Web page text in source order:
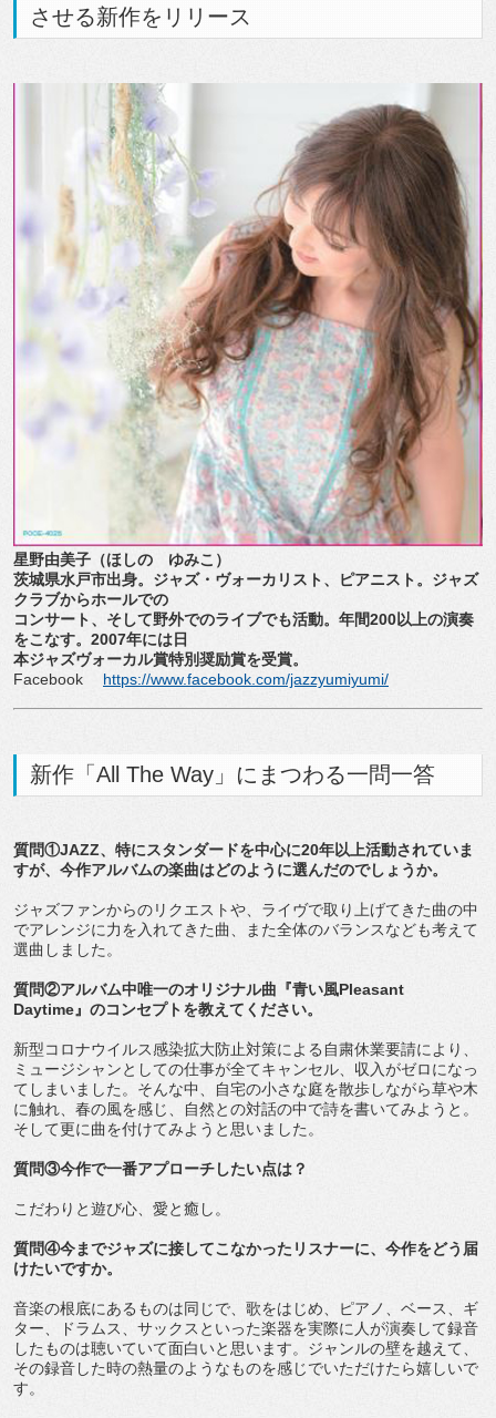
させる新作をリリース
星野由美子（ほしの ゆみこ）
茨城県水戸市出身。ジャズ・ヴォーカリスト、ピアニスト。ジャズ
クラブからホールでの
コンサート、そして野外でのライブでも活動。年間200以上の演奏
をこなす。2007年には日
本ジャズヴォーカル賞特別奨励賞を受賞。
Facebook https://www.facebook.com/jazzyumiyumi/
新作「All The Way」にまつわる一問一答
質問①JAZZ、特にスタンダードを中心に20年以上活動されていま
すが、今作アルバムの楽曲はどのように選んだのでしょうか。
ジャズファンからのリクエストや、ライヴで取り上げてきた曲の中
でアレンジに力を入れてきた曲、また全体のバランスなども考えて
選曲しました。
質問②アルバム中唯一のオリジナル曲『青い風Pleasant
Daytime』のコンセプトを教えてください。
新型コロナウイルス感染拡大防止対策による自粛休業要請により、
ミュージシャンとしての仕事が全てキャンセル、収入がゼロになっ
てしまいました。そんな中、自宅の小さな庭を散歩しながら草や木
に触れ、春の風を感じ、自然との対話の中で詩を書いてみようと。
そして更に曲を付けてみようと思いました。
質問③今作で一番アプローチしたい点は？
こだわりと遊び心、愛と癒し。
質問④今までジャズに接してこなかったリスナーに、今作をどう届
けたいですか。
音楽の根底にあるものは同じで、歌をはじめ、ピアノ、ベース、ギ
ター、ドラムス、サックスといった楽器を実際に人が演奏して録音
したものは聴いていて面白いと思います。ジャンルの壁を越えて、
その録音した時の熱量のようなものを感じでいただけたら嬉しいで
す。